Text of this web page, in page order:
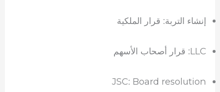
إنشاء التربة: قرار الملكية
LLC: قرار أصحاب الأسهم
JSC: Board resolution